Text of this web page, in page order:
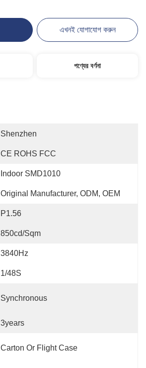
এখনই যোগাযোগ করুন
পণ্যের বর্ণনা
Shenzhen
CE ROHS FCC
Indoor SMD1010
Original Manufacturer, ODM, OEM
P1.56
850cd/sqm
3840Hz
1/48S
Synchronous
3years
Carton Or Flight Case